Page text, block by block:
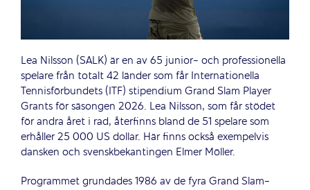
Lea Nilsson (SALK) är en av 65 junior- och professionella
spelare från totalt 42 länder som får Internationella
Tennisförbundets (ITF) stipendium Grand Slam Player
Grants för säsongen 2026. Lea Nilsson, som får stödet
för andra året i rad, återfinns bland de 51 spelare som
erhåller 25 000 US dollar. Här finns också exempelvis
dansken och svenskbekantingen Elmer Möller.
Programmet grundades 1986 av de fyra Grand Slam-